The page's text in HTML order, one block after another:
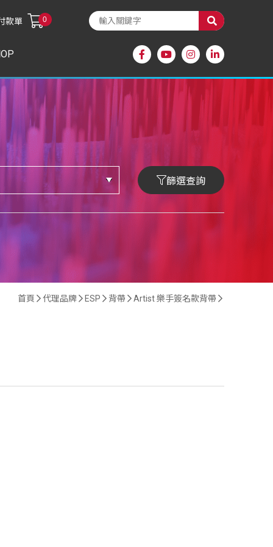
0
款單
篩選查詢
首頁 代理品牌 ESP 背帶 Artist 樂手簽名款背帶